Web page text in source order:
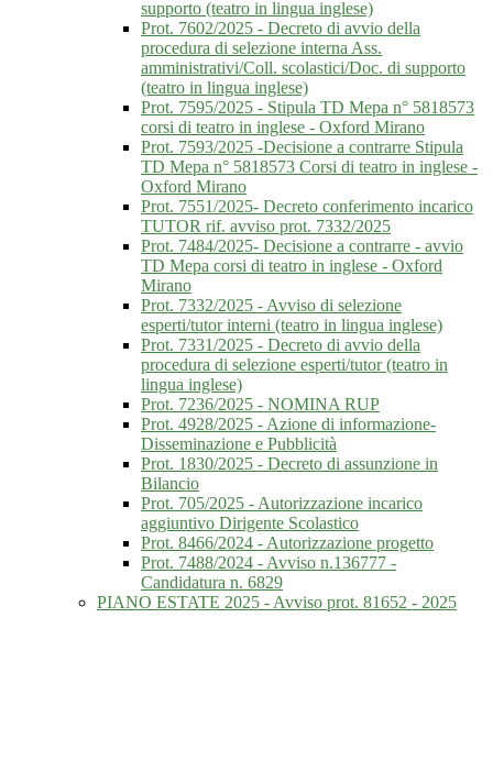
supporto (teatro in lingua inglese)
Prot. 7602/2025 - Decreto di avvio della
procedura di selezione interna Ass.
amministrativi/Coll. scolastici/Doc. di supporto
(teatro in lingua inglese)
Prot. 7595/2025 - Stipula TD Mepa n° 5818573
corsi di teatro in inglese - Oxford Mirano
Prot. 7593/2025 -Decisione a contrarre Stipula
TD Mepa n° 5818573 Corsi di teatro in inglese -
Oxford Mirano
Prot. 7551/2025- Decreto conferimento incarico
TUTOR rif. avviso prot. 7332/2025
Prot. 7484/2025- Decisione a contrarre - avvio
TD Mepa corsi di teatro in inglese - Oxford
Mirano
Prot. 7332/2025 - Avviso di selezione
esperti/tutor interni (teatro in lingua inglese)
Prot. 7331/2025 - Decreto di avvio della
procedura di selezione esperti/tutor (teatro in
lingua inglese)
Prot. 7236/2025 - NOMINA RUP
Prot. 4928/2025 - Azione di informazione-
Disseminazione e Pubblicità
Prot. 1830/2025 - Decreto di assunzione in
Bilancio
Prot. 705/2025 - Autorizzazione incarico
aggiuntivo Dirigente Scolastico
Prot. 8466/2024 - Autorizzazione progetto
Prot. 7488/2024 - Avviso n.136777 -
Candidatura n. 6829
PIANO ESTATE 2025 - Avviso prot. 81652 - 2025